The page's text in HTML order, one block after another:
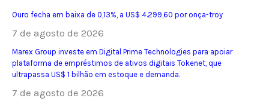
Ouro fecha em baixa de 0,13%, a US$ 4.299,60 por onça-troy
7 de agosto de 2026
Marex Group investe em Digital Prime Technologies para apoiar
plataforma de empréstimos de ativos digitais Tokenet, que
ultrapassa US$ 1 bilhão em estoque e demanda.
7 de agosto de 2026